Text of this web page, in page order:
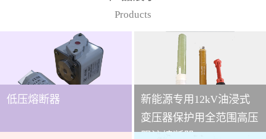
Products
低压熔断器
新能源专用12kV油浸式
变压器保护用全范围高压
...